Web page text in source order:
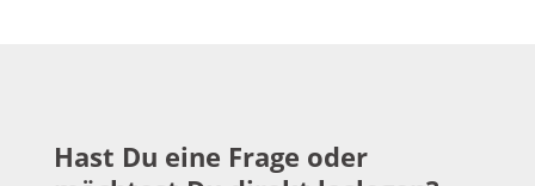
Hast Du eine Frage oder